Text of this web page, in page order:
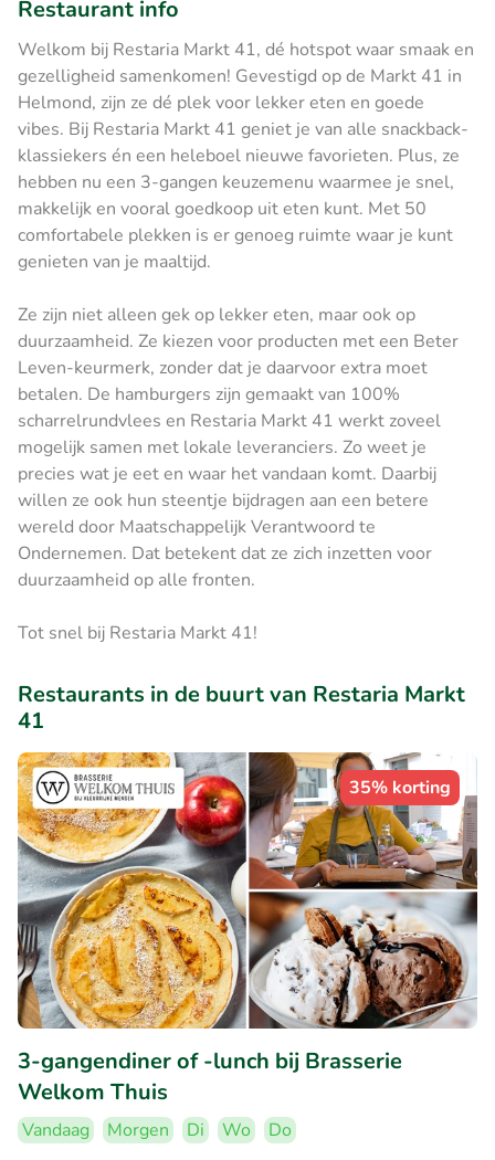
Restaurant info
Welkom bij Restaria Markt 41, dé hotspot waar smaak en
gezelligheid samenkomen! Gevestigd op de Markt 41 in
Helmond, zijn ze dé plek voor lekker eten en goede
vibes. Bij Restaria Markt 41 geniet je van alle snackback-
klassiekers én een heleboel nieuwe favorieten. Plus, ze
hebben nu een 3-gangen keuzemenu waarmee je snel,
makkelijk en vooral goedkoop uit eten kunt. Met 50
comfortabele plekken is er genoeg ruimte waar je kunt
genieten van je maaltijd.
Ze zijn niet alleen gek op lekker eten, maar ook op
duurzaamheid. Ze kiezen voor producten met een Beter
Leven-keurmerk, zonder dat je daarvoor extra moet
betalen. De hamburgers zijn gemaakt van 100%
scharrelrundvlees en Restaria Markt 41 werkt zoveel
mogelijk samen met lokale leveranciers. Zo weet je
precies wat je eet en waar het vandaan komt. Daarbij
willen ze ook hun steentje bijdragen aan een betere
wereld door Maatschappelijk Verantwoord te
Ondernemen. Dat betekent dat ze zich inzetten voor
duurzaamheid op alle fronten.
Tot snel bij Restaria Markt 41!
Restaurants in de buurt van Restaria Markt
41
35% korting
3-gangendiner of -lunch bij Brasserie
Welkom Thuis
Vandaag Morgen Di Wo
Do